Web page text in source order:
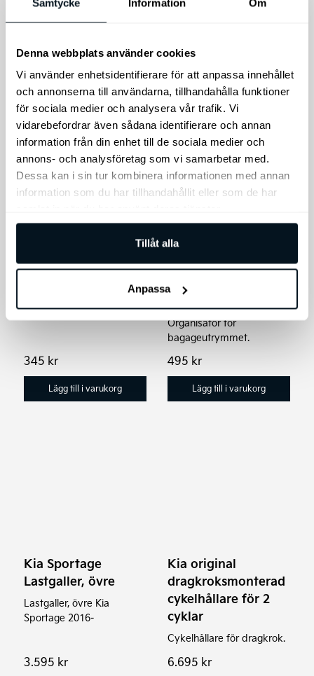
Samtycke Information Om
Denna webbplats använder cookies
Vi använder enhetsidentifierare för att anpassa innehållet
och annonserna till användarna, tillhandahålla funktioner
för sociala medier och analysera vår trafik. Vi
vidarebefordrar även sådana identifierare och annan
information från din enhet till de sociala medier och
annons- och analysföretag som vi samarbetar med.
Dessa kan i sin tur kombinera informationen med annan
information som du har tillhandahållit eller som de har
Tillåt alla
Anpassa
1.995kr
Lägg till i varukorg
ramhållaren.
2.399 kr
Lägg till i varukorg
345 kr
Lägg till i varukorg
Bagageutrymmeslåd
a hopfällbar
Organisatör för
bagageutrymmet.
495 kr
Lägg till i varukorg
Kia Sportage
Lastgaller, övre
Lastgaller, övre Kia
Sportage 2016-
3.595 kr
Kia original
dragkroksmonterad
cykelhållare för 2
cyklar
Cykelhållare för dragkrok.
6.695 kr